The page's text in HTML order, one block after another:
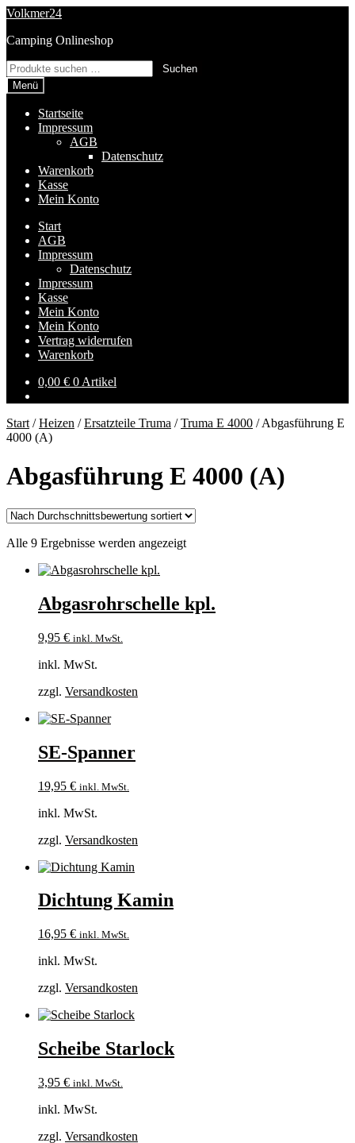
Zur
springen
Zum
springen
Volkmer24
Camping Onlineshop
Suchen
nach:
Suchen
Menü
Startseite
Impressum
AGB
Datenschutz
Warenkorb
Kasse
Mein Konto
Start
AGB
Impressum
Datenschutz
Impressum
Kasse
Mein Konto
Mein Konto
Vertrag widerrufen
Warenkorb
0,00 € 0 Artikel
Start /Heizen /Ersatzteile Truma /Truma E 4000 /Abgasführung E
4000 (A)
Abgasführung E 4000 (A)
Alle 9 Ergebnisse werden angezeigtNach
Abgasrohrschelle kpl.
9,95 € inkl. MwSt.
inkl. MwSt.
zzgl. Versandkosten
SE-Spanner
19,95 € inkl. MwSt.
inkl. MwSt.
zzgl. Versandkosten
Dichtung Kamin
16,95 € inkl. MwSt.
inkl. MwSt.
zzgl. Versandkosten
Scheibe Starlock
3,95 € inkl. MwSt.
inkl. MwSt.
zzgl. Versandkosten